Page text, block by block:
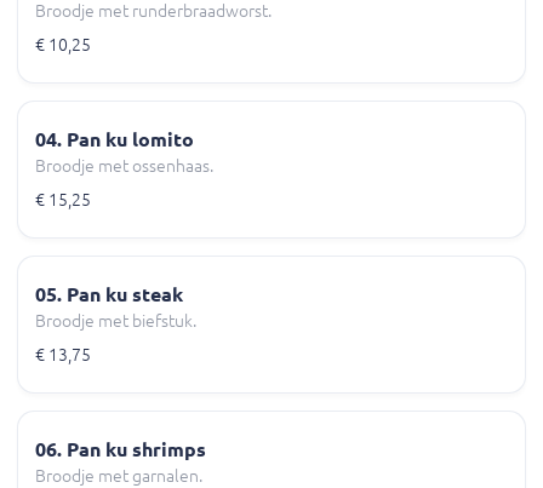
Broodje met runderbraadworst.
€ 10,25
04. Pan ku lomito
Broodje met ossenhaas.
€ 15,25
05. Pan ku steak
Broodje met biefstuk.
€ 13,75
06. Pan ku shrimps
Broodje met garnalen.